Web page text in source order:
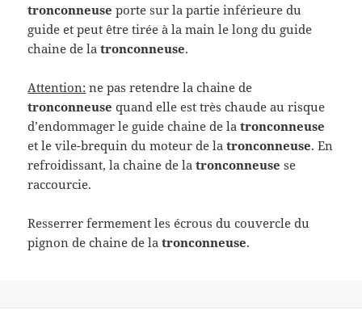
tronconneuseporte sur la partie inférieure du
guide et peut être tirée à la main le long du guide
chaine de latronconneuse.
Attention: ne pas retendre la chaine de
tronconneusequand elle est très chaude au risque
d’endommager le guide chaine de latronconneuse
et le vile-brequin du moteur de latronconneuse. En
refroidissant, la chaine de latronconneusese
raccourcie.
Resserrer fermement les écrous du couvercle du
pignon de chaine de latronconneuse.